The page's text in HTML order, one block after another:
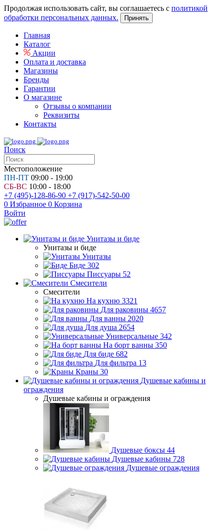
Продолжая использовать сайт, вы соглашаетесь с политикой
обработки персональных данных.
Принять
Главная
Каталог
Акции
Оплата и доставка
Магазины
Бренды
Гарантии
О магазине
Отзывы о компании
Реквизиты
Контакты
Поиск
Местоположение
ПН-ПТ 09:00 - 19:00
СБ-ВС 10:00 - 18:00
+7 (495)-128-86-90 +7 (917)-542-50-00
0 Избранное 0 Корзина
Войти
Унитазы и биде
Унитазы и биде
Унитазы
Биде 302
Писсуары 52
Смесители
Смесители
На кухню 3321
Для раковины 4657
Для ванны 2020
Для душа 2654
Универсальные 342
На борт ванны 350
Для биде 682
Для фильтра 13
Краны 30
Душевые кабины и
ограждения
Душевые кабины и ограждения
Душевые боксы 44
Душевые кабины 728
Душевые ограждения